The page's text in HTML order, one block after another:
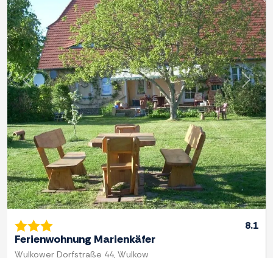
Previous Next
8.1
Ferienwohnung Marienkäfer
Wulkower Dorfstraße 44, Wulkow